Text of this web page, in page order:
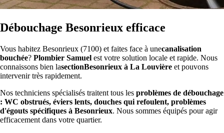
Débouchage Besonrieux efficace
Vous habitez Besonrieux (7100) et faites face à unecanalisation
bouchée? Plombier Samuel est votre solution locale et rapide. Nous
connaissons bien lasectionBesonrieux à La Louvière et pouvons
intervenir très rapidement.
Nos techniciens spécialisés traitent tous les problèmes de débouchage
: WC obstrués, éviers lents, douches qui refoulent, problèmes
d'égouts spécifiques à Besonrieux. Nous sommes équipés pour agir
efficacement dans votre quartier.